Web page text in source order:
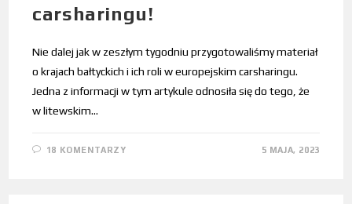
carsharingu!
Nie dalej jak w zeszłym tygodniu przygotowaliśmy materiał
o krajach bałtyckich i ich roli w europejskim carsharingu.
Jedna z informacji w tym artykule odnosiła się do tego, że
w litewskim…
18 KOMENTARZY 5 MAJA, 2023